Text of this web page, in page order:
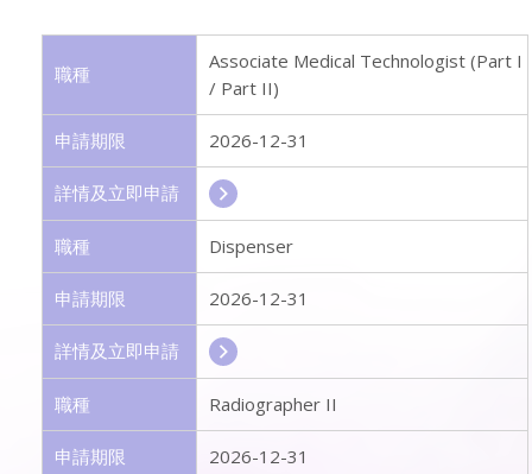
職種
Associate Medical Technologist (Part I
/ Part II)
申請期限 2026-12-31
詳情及立即申請
職種 Dispenser
申請期限 2026-12-31
詳情及立即申請
職種 Radiographer II
申請期限 2026-12-31